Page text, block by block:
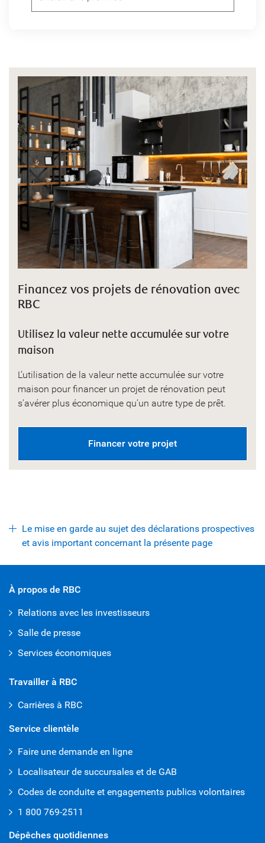
Financez vos projets de rénovation avec
RBC
Utilisez la valeur nette accumulée sur votre
maison
L’utilisation de la valeur nette accumulée sur votre
maison pour financer un projet de rénovation peut
s’avérer plus économique qu’un autre type de prêt.
Financer votre projet
Le mise en garde au sujet des déclarations prospectives
et avis important concernant la présente page
À propos de RBC
Relations avec les investisseurs
Salle de presse
Services économiques
Travailler à RBC
Carrières à RBC
Service clientèle
Faire une demande en ligne
Localisateur de succursales et de GAB
Codes de conduite et engagements publics volontaires
1 800 769-2511
Dépêches quotidiennes